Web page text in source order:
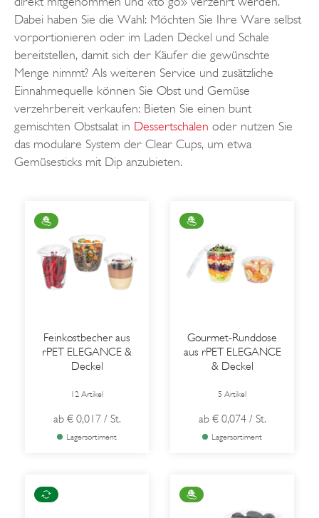
Dabei haben Sie die Wahl: Möchten Sie Ihre Ware selbst
vorportionieren oder im Laden Deckel und Schale
bereitstellen, damit sich der Käufer die gewünschte
Menge nimmt? Als weiteren Service und zusätzliche
Einnahmequelle können Sie Obst und Gemüse
verzehrbereit verkaufen: Bieten Sie einen bunt
gemischten Obstsalat in Dessertschalen oder nutzen Sie
das modulare System der Clear Cups, um etwa
Gemüsesticks mit Dip anzubieten.
Feinkostbecher aus
rPET ELEGANCE &
Deckel
12 Artikel
ab € 0,017 / St.
Lagersortiment
Gourmet-Runddose
aus rPET ELEGANCE
& Deckel
5 Artikel
ab € 0,074 / St.
Lagersortiment